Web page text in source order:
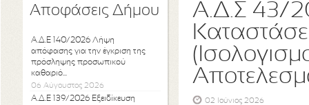
Αποφάσεις Δήμου
Α.Δ.Ε 140/2026 Λήψη
απόφασης για την έγκριση της
πρόσληψης προσωπικού
καθαριό...
06 Αύγουστος 2026
Α.Δ.Ε 139/2026 Εξειδίκευση
Α.Δ.Σ 43/
02 Ιούνιος 2026